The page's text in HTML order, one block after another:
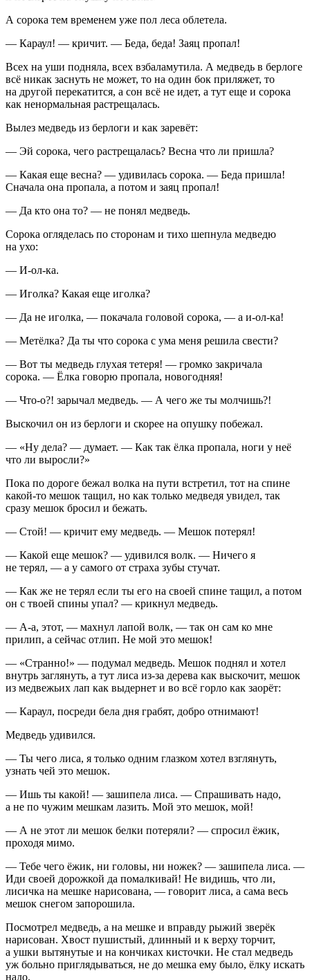
А сорока тем временем уже пол леса облетела.
— Караул! — кричит. — Беда, беда! Заяц пропал!
Всех на уши подняла, всех взбаламутила. А медведь в берлоге
всё никак заснуть не может, то на один бок приляжет, то
на другой перекатится, а сон всё не идет, а тут еще и сорока
как ненормальная растрещалась.
Вылез медведь из берлоги и как заревёт:
— Эй сорока, чего растрещалась? Весна что ли пришла?
— Какая еще весна? — удивилась сорока. — Беда пришла!
Сначала она пропала, а потом и заяц пропал!
— Да кто она то? — не понял медведь.
Сорока огляделась по сторонам и тихо шепнула медведю
на ухо:
— И-ол-ка.
— Иголка? Какая еще иголка?
— Да не иголка, — покачала головой сорока, — а и-ол-ка!
— Метёлка? Да ты что сорока с ума меня решила свести?
— Вот ты медведь глухая тетеря! — громко закричала
сорока. — Ёлка говорю пропала, новогодняя!
— Что-о?! зарычал медведь. — А чего же ты молчишь?!
Выскочил он из берлоги и скорее на опушку побежал.
— «Ну дела? — думает. — Как так ёлка пропала, ноги у неё
что ли выросли?»
Пока по дороге бежал волка на пути встретил, тот на спине
какой-то мешок тащил, но как только медведя увидел, так
сразу мешок бросил и бежать.
— Стой! — кричит ему медведь. — Мешок потерял!
— Какой еще мешок? — удивился волк. — Ничего я
не терял, — а у самого от страха зубы стучат.
— Как же не терял если ты его на своей спине тащил, а потом
он с твоей спины упал? — крикнул медведь.
— А-а, этот, — махнул лапой волк, — так он сам ко мне
прилип, а сейчас отлип. Не мой это мешок!
— «Странно!» — подумал медведь. Мешок поднял и хотел
внутрь заглянуть, а тут лиса из-за дерева как выскочит, мешок
из медвежьих лап как выдернет и во всё горло как заорёт:
— Караул, посреди бела дня грабят, добро отнимают!
Медведь удивился.
— Ты чего лиса, я только одним глазком хотел взглянуть,
узнать чей это мешок.
— Ишь ты какой! — зашипела лиса. — Спрашивать надо,
а не по чужим мешкам лазить. Мой это мешок, мой!
— А не этот ли мешок белки потеряли? — спросил ёжик,
проходя мимо.
— Тебе чего ёжик, ни головы, ни ножек? — зашипела лиса. —
Иди своей дорожкой да помалкивай! Не видишь, что ли,
лисичка на мешке нарисована, — говорит лиса, а сама весь
мешок снегом запорошила.
Посмотрел медведь, а на мешке и вправду рыжий зверёк
нарисован. Хвост пушистый, длинный и к верху торчит,
а ушки вытянутые и на кончиках кисточки. Не стал медведь
уж больно приглядываться, не до мешка ему было, ёлку искать
надо.